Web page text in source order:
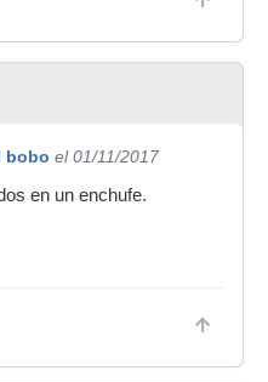
bobo el 01/11/2017
en un enchufe.